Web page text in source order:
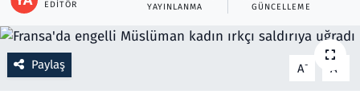
EDITÖR YAYINLANMA GÜNCELLEME
Paylaş A- A
Lezzet Durağı
Memur ve Kamu